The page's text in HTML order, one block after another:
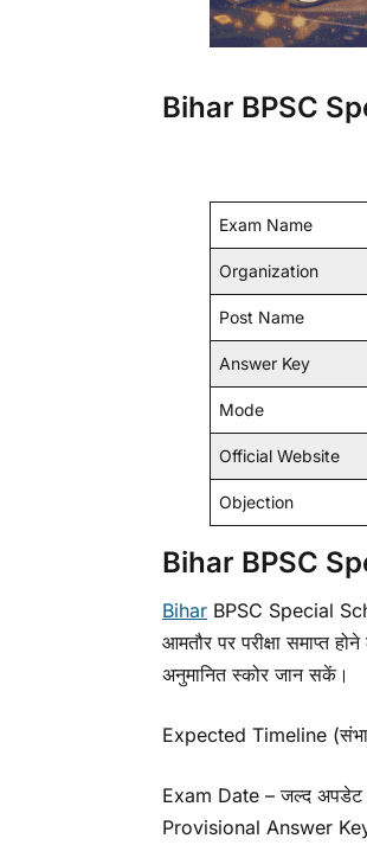
Bihar BPSC
Exam Name
Organization
Post Name
Answer Key
Mode
Official Website
Objection
Bihar BPSC
Bihar BPSC Special
आमतौर पर परीक्षा समाप्त
अनुमानित स्कोर जान सकें।
Expected Timeline
Exam Date – जल्द अपडेट
Provisional Answer Key